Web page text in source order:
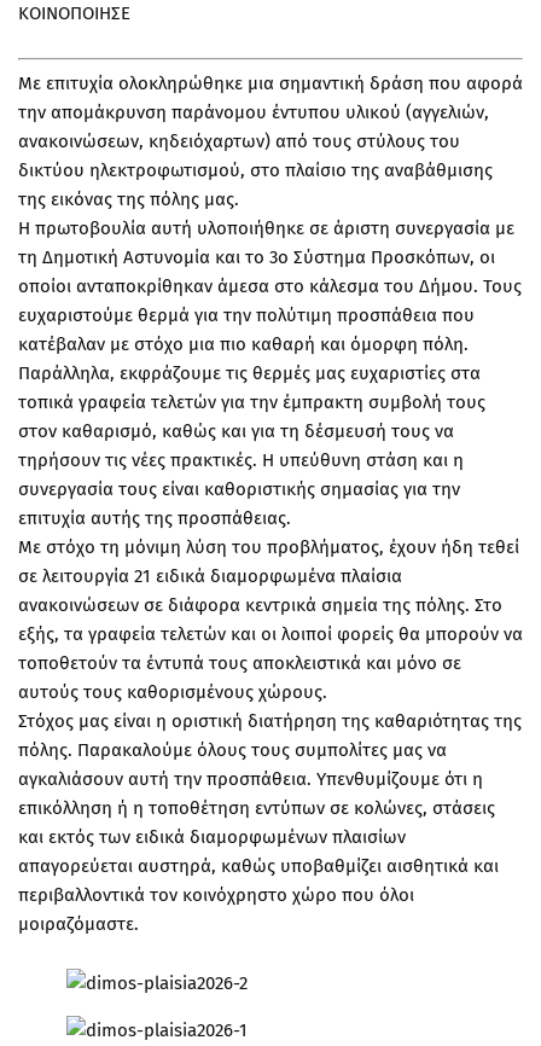
ΚΟΙΝΟΠΟΙΗΣΕ
Με επιτυχία ολοκληρώθηκε μια σημαντική δράση που αφορά
την απομάκρυνση παράνομου έντυπου υλικού (αγγελιών,
ανακοινώσεων, κηδειόχαρτων) από τους στύλους του
δικτύου ηλεκτροφωτισμού, στο πλαίσιο της αναβάθμισης
της εικόνας της πόλης μας.
Η πρωτοβουλία αυτή υλοποιήθηκε σε άριστη συνεργασία με
τη Δημοτική Αστυνομία και το 3ο Σύστημα Προσκόπων, οι
οποίοι ανταποκρίθηκαν άμεσα στο κάλεσμα του Δήμου. Τους
ευχαριστούμε θερμά για την πολύτιμη προσπάθεια που
κατέβαλαν με στόχο μια πιο καθαρή και όμορφη πόλη.
Παράλληλα, εκφράζουμε τις θερμές μας ευχαριστίες στα
τοπικά γραφεία τελετών για την έμπρακτη συμβολή τους
στον καθαρισμό, καθώς και για τη δέσμευσή τους να
τηρήσουν τις νέες πρακτικές. Η υπεύθυνη στάση και η
συνεργασία τους είναι καθοριστικής σημασίας για την
επιτυχία αυτής της προσπάθειας.
Με στόχο τη μόνιμη λύση του προβλήματος, έχουν ήδη τεθεί
σε λειτουργία 21 ειδικά διαμορφωμένα πλαίσια
ανακοινώσεων σε διάφορα κεντρικά σημεία της πόλης. Στο
εξής, τα γραφεία τελετών και οι λοιποί φορείς θα μπορούν να
τοποθετούν τα έντυπά τους αποκλειστικά και μόνο σε
αυτούς τους καθορισμένους χώρους.
Στόχος μας είναι η οριστική διατήρηση της καθαριότητας της
πόλης. Παρακαλούμε όλους τους συμπολίτες μας να
αγκαλιάσουν αυτή την προσπάθεια. Υπενθυμίζουμε ότι η
επικόλληση ή η τοποθέτηση εντύπων σε κολώνες, στάσεις
και εκτός των ειδικά διαμορφωμένων πλαισίων
απαγορεύεται αυστηρά, καθώς υποβαθμίζει αισθητικά και
περιβαλλοντικά τον κοινόχρηστο χώρο που όλοι
μοιραζόμαστε.